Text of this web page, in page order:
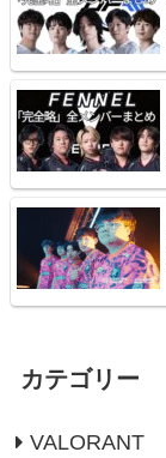
カテゴリー
VALORANT